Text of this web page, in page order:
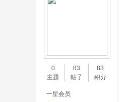
0
主题
83
帖子
83
积分
一星会员